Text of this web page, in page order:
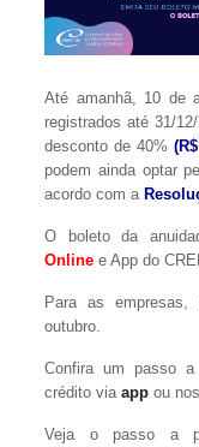
Até amanhã, 10 de
registrados até 31/
desconto de 40%
podem ainda optar
acordo com a
O boleto da
Online e App do
Para as
outubro.
Confira um passo
crédito viaapp ou
Veja o passo a